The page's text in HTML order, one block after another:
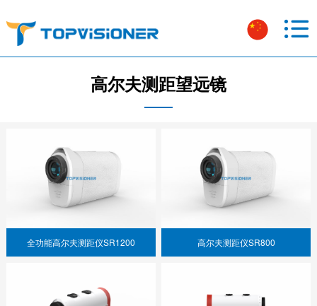
高尔夫测距望远镜
全功能高尔夫测距仪SR1200 高尔夫测距仪SR800